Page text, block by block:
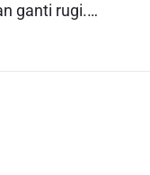
ganti rugi.…